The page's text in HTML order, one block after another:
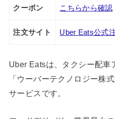
クーポン こちらから確認
注文サイト Uber Eats公式
Uber Eatsは、タクシー配車
「ウーバーテクノロジー株
サービスです。